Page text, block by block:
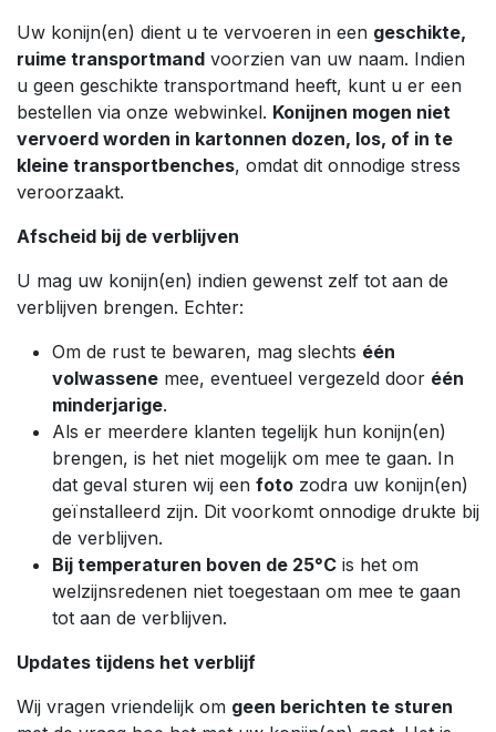
Uw konijn(en) dient u te vervoeren in een geschikte,
ruime transportmand voorzien van uw naam. Indien
u geen geschikte transportmand heeft, kunt u er een
bestellen via onze webwinkel. Konijnen mogen niet
vervoerd worden in kartonnen dozen, los, of in te
kleine transportbenches, omdat dit onnodige stress
veroorzaakt.
Afscheid bij de verblijven
U mag uw konijn(en) indien gewenst zelf tot aan de
verblijven brengen. Echter:
Om de rust te bewaren, mag slechts één
volwassene mee, eventueel vergezeld door één
minderjarige.
Als er meerdere klanten tegelijk hun konijn(en)
brengen, is het niet mogelijk om mee te gaan. In
dat geval sturen wij een foto zodra uw konijn(en)
geïnstalleerd zijn. Dit voorkomt onnodige drukte bij
de verblijven.
Bij temperaturen boven de 25°C is het om
welzijnsredenen niet toegestaan om mee te gaan
tot aan de verblijven.
Updates tijdens het verblijf
Wij vragen vriendelijk om geen berichten te sturen